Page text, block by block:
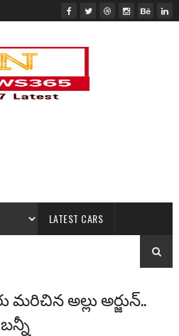
LATEST CARS
అల్లు అర్జున్..